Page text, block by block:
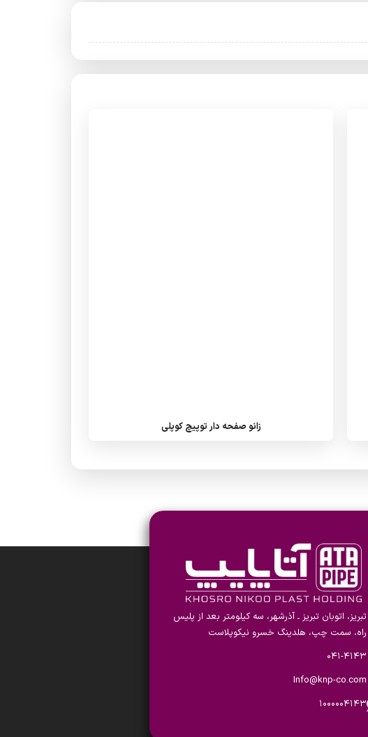
زانو صفحه دار توپیچ کوپلی
تبریز، اتوبان تبریز ـ آذرشهر، سه کیلومتر بعد از پلیس
راه، سمت چپ، هلدینگ خسرو نیکوپلاست
۰۴۱-۴۱۴۳
Info@knp-co.com
۱۰۰۰۰۰۴۱۴۳